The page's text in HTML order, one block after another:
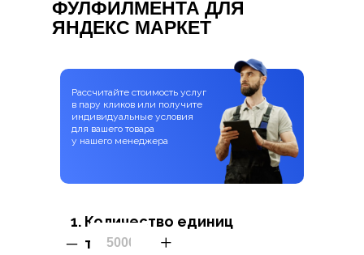
ФУЛФИЛМЕНТА ДЛЯ
ЯНДЕКС МАРКЕТ
Количество единиц
товара?
Рассчитайте стоимость услуг
в пару кликов или получите
индивидуальные условия
для вашего товара
у нашего менеджера
– +